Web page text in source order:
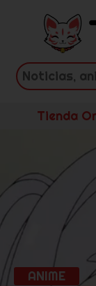
Tienda
ANIME